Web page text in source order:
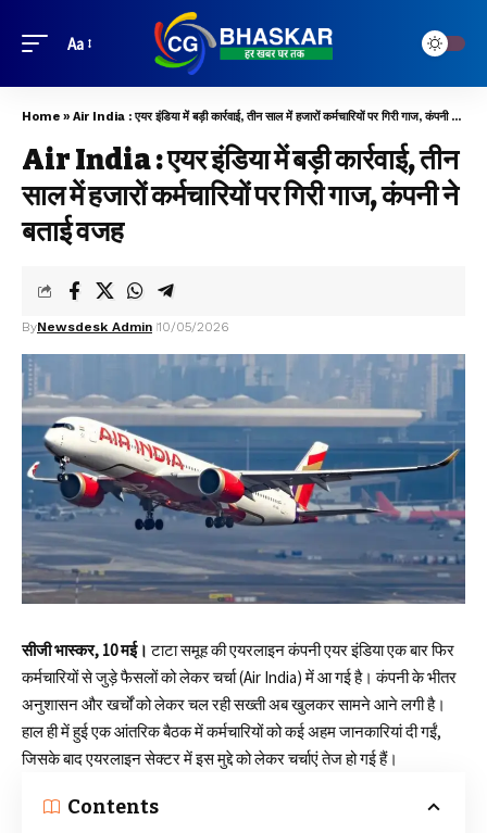
Aa
Home » Air India : एयर इंडिया में बड़ी कार्रवाई, तीन साल में हजारों कर्मचारियों पर गिरी गाज, कंपनी ने बताई वजह
Air India : एयर इंडिया में बड़ी कार्रवाई, तीन
साल में हजारों कर्मचारियों पर गिरी गाज, कंपनी ने
बताई वजह
ByNewsdesk Admin 10/05/2026
सीजी भास्कर, 10 मई। टाटा समूह कीएयरलाइनकंपनी एयर इंडिया एक बार फिर
कर्मचारियों से जुड़े फैसलों को लेकर चर्चा (Air India) में आ गई है। कंपनी के भीतर
अनुशासन और खर्चों को लेकर चल रही सख्ती अब खुलकर सामने आने लगी है।
हाल ही में हुई एक आंतरिक बैठक में कर्मचारियों को कई अहम जानकारियां दी गईं,
जिसके बाद एयरलाइन सेक्टर में इस मुद्दे को लेकर चर्चाएं तेज हो गई हैं।
Contents